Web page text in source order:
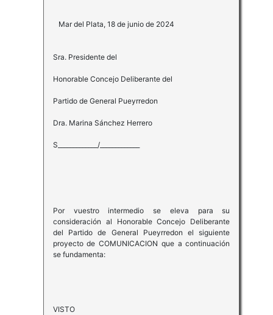
Mar del Plata, 18 de junio de 2024
Sra. Presidente del
Honorable Concejo Deliberante del
Partido de General Pueyrredon
Dra. Marina Sánchez Herrero
S_____________/_____________
Por vuestro intermedio se eleva para su
consideración al Honorable Concejo Deliberante
del Partido de General Pueyrredon el siguiente
proyecto de COMUNICACION que a continuación
se fundamenta:
VISTO